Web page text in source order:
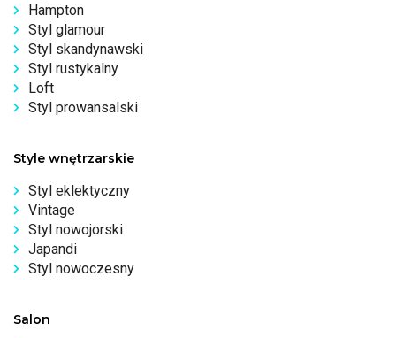
Hampton
Styl glamour
Styl skandynawski
Styl rustykalny
Loft
Styl prowansalski
Style wnętrzarskie
Styl eklektyczny
Vintage
Styl nowojorski
Japandi
Styl nowoczesny
Salon